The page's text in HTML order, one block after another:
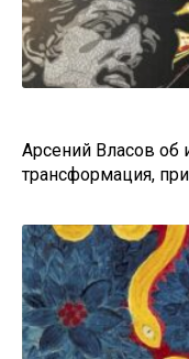
Арсений Власов об
трансформация,